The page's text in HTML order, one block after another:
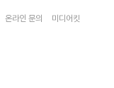
온라인 문의 미디어킷